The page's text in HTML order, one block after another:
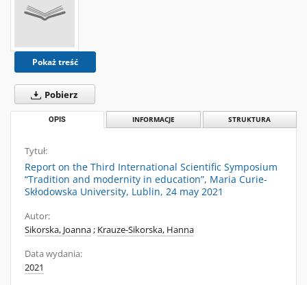
Pokaż treść
Pobierz
OPIS INFORMACJE STRUKTURA
Tytuł:
Report on the Third International Scientific Symposium
“Tradition and modernity in education”, Maria Curie-
Skłodowska University, Lublin, 24 may 2021
Autor:
Sikorska, Joanna; Krauze-Sikorska, Hanna
Data wydania:
2021